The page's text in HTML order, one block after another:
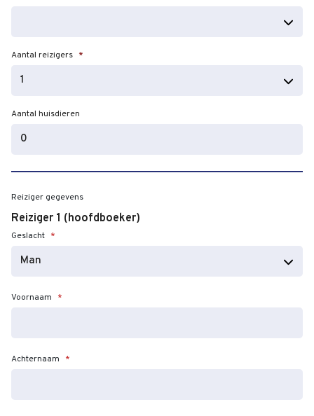
Aantal reizigers *
Aantal huisdieren
Reiziger gegevens
Reiziger 1 (hoofdboeker)
Geslacht *
Voornaam *
Achternaam *